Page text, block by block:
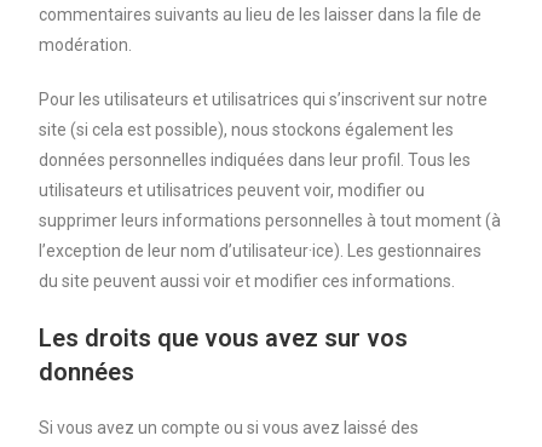
commentaires suivants au lieu de les laisser dans la file de
modération.
Pour les utilisateurs et utilisatrices qui s’inscrivent sur notre
site (si cela est possible), nous stockons également les
données personnelles indiquées dans leur profil. Tous les
utilisateurs et utilisatrices peuvent voir, modifier ou
supprimer leurs informations personnelles à tout moment (à
l’exception de leur nom d’utilisateur·ice). Les gestionnaires
du site peuvent aussi voir et modifier ces informations.
Les droits que vous avez sur vos
données
Si vous avez un compte ou si vous avez laissé des